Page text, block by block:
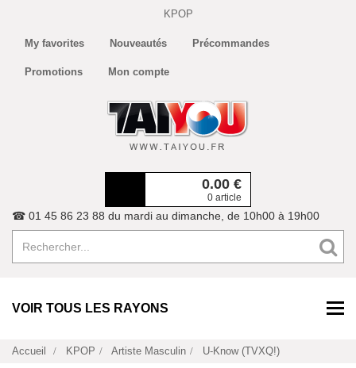
KPOP
My favorites Nouveautés Précommandes
Promotions Mon compte
0.00 €
0 article
☎ 01 45 86 23 88 du mardi au dimanche, de 10h00 à 19h00
VOIR TOUS LES RAYONS
Accueil KPOP Artiste Masculin U-Know (TVXQ!)